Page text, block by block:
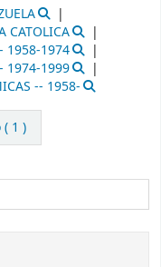
CATOLICA
1958-1974
1974-1999
-- 1958-
1 )